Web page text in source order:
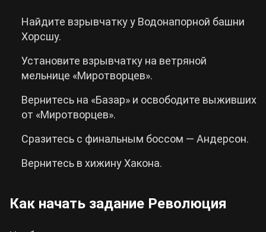
Найдите взрывчатку у Водонапорной башни
Хорсшу.
Установите взрывчатку на ветряной
мельнице «Миротворцев».
Вернитесь на «Базар» и освободите выживших
от «Миротворцев».
Сразитесь с финальным боссом — Андерсон.
Вернитесь в хижину Хакона.
Как начать задание Революция